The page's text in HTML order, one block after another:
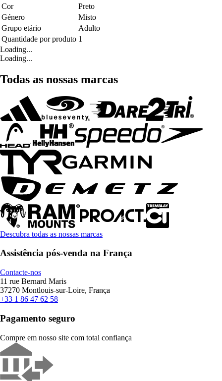
Cor
Preto
Género
Misto
Grupo etário
Adulto
Quantidade por produto 1
Loading...
Loading...
Todas as nossas marcas
Descubra todas as nossas marcas
Assistência pós-venda na França
Contacte-nos
11 rue Bernard Maris
37270 Montlouis-sur-Loire, França
+33 1 86 47 62 58
Pagamento seguro
Compre em nosso site com total confiança